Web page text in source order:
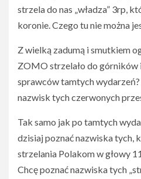
strzela do nas „władza” 3rp,
koronie. Czego tu nie można
Z wielką zadumą i smutkiem
ZOMO strzelało do
sprawców tamtych
nazwisk tych czerwonych
Tak samo jak po tamtych
dzisiaj poznać nazwiska tych,
strzelania Polakom w głowy
Chcę poznać nazwiska tych